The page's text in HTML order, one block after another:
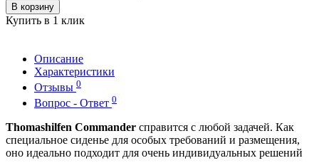
В корзину
Купить в 1 клик
Описание
Характеристики
Отзывы 0
Вопрос - Ответ 0
Thomashilfen Commander справится с любой задачей. Как
специальное сиденье для особых требований и размещения,
оно идеально подходит для очень индивидуальных решений